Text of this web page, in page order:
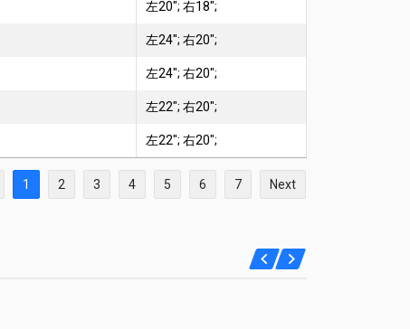
左20"; 右18";
左24"; 右20";
左24"; 右20";
左22"; 右20";
左22"; 右20";
1 2 3 4 5 6 7 Next